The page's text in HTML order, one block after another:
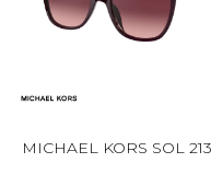
MICHAEL KORS SOL